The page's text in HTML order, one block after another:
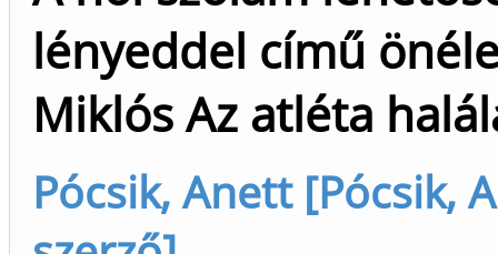
lényeddel című
Miklós Az atléta
Pócsik, Anett [Pócsik,